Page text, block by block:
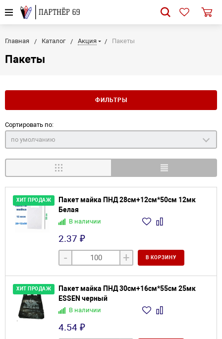
Главная Каталог Акция Пакеты
Пакеты
ФИЛЬТРЫ
Сортировать по:
по умолчанию
ХИТ ПРОДАЖ
Пакет майка ПНД 28см+12см*50см 12мк
Белая
В наличии
2.37 ₽
- + В КОРЗИНУ
ХИТ ПРОДАЖ
Пакет майка ПНД 30см+16см*55см 25мк
ESSEN черный
В наличии
4.54 ₽